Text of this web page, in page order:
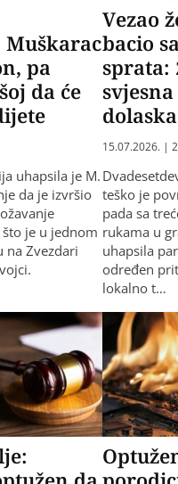
pa
da će
uhapsila je M.
da je izvršio
je u jednom
na Zvezdari
Vezao
bacio
sprata:
15.07.2026. |
teško je
pada sa
rukama u
uhapsila
određen
lokalno t…